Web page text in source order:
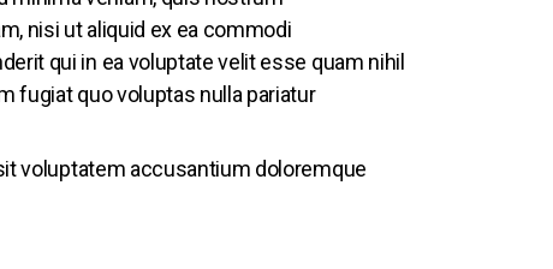
nisi ut aliquid ex ea commodi
qui in ea voluptate velit esse quam nihil
fugiat quo voluptas nulla pariatur
voluptatem accusantium doloremque